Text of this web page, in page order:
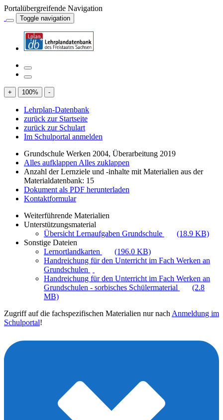
Portalübergreifende Navigation
Toggle navigation
+ 100% -
Lehrplan-Datenbank
zurück zur Startseite
zurück zur Schulart
Im Schulportal anmelden
Grundschule Werken 2004, Überarbeitung 2019
Alles aufklappen Alles zuklappen
Anzahl der Lernziele und -inhalte mit Materialien aus der
Materialdatenbank: 15
Dokument als PDF herunterladen
Kontaktformular
Weiterführende Materialien
Unterstützungsmaterial
Übersicht Lernaufgaben Grundschule
(18.9 KB)
Sonstige Dateien
Lernortlandkarten
(196.0 KB)
Handreichung für den Unterricht im Fach Werken an
Grundschulen
Handreichung für den Unterricht im Fach Werken an
Grundschulen - sorbisches Schülermaterial
(2.8
MB)
Zugriff auf die fachspezifischen Materialien nur nach Anmeldung im
Schulportal!